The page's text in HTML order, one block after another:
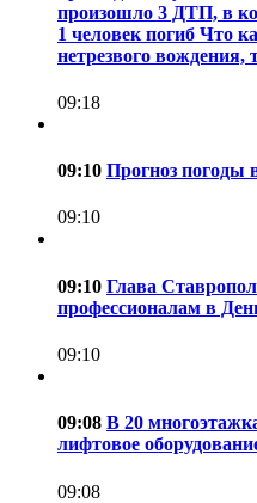
произошло 3 ДТП, в
1 человек погиб Что
нетрезвого вождения,
09:18
09:10 Прогноз погоды
09:10
09:10 Глава
профессионалам в
09:10
09:08 В 20
лифтовое
09:08